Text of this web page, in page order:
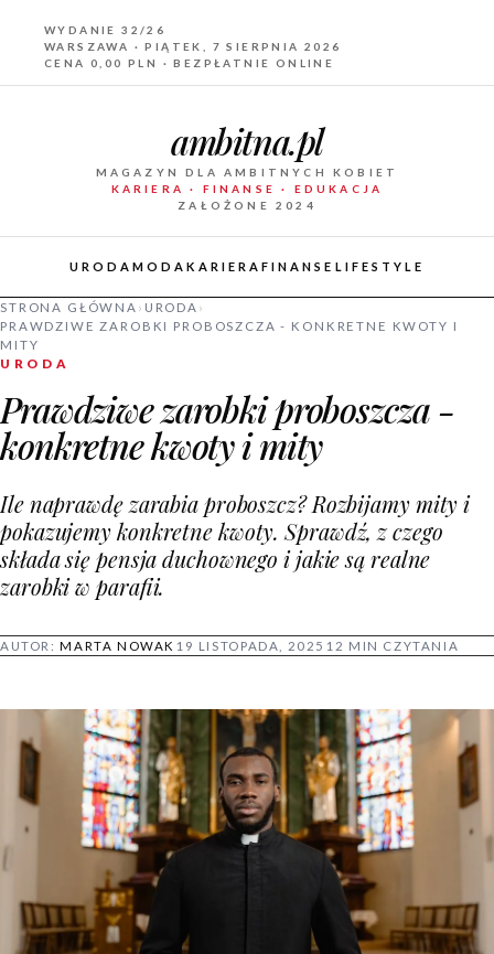
WYDANIE 32/26
WARSZAWA · PIĄTEK, 7 SIERPNIA 2026
CENA 0,00 PLN · BEZPŁATNIE ONLINE
ambitna.pl
MAGAZYN DLA AMBITNYCH KOBIET
KARIERA · FINANSE · EDUKACJA
ZAŁOŻONE 2024
URODAMODAKARIERA FINANSE LIFESTYLE
STRONA GŁÓWNA › URODA ›
PRAWDZIWE ZAROBKI PROBOSZCZA - KONKRETNE KWOTY I
MITY
URODA
Prawdziwe zarobki proboszcza -
konkretne kwoty i mity
Ile naprawdę zarabia proboszcz? Rozbijamy mity i
pokazujemy konkretne kwoty. Sprawdź, z czego
składa się pensja duchownego i jakie są realne
zarobki w parafii.
AUTOR:MARTA NOWAK 19 LISTOPADA, 2025 12 MIN CZYTANIA